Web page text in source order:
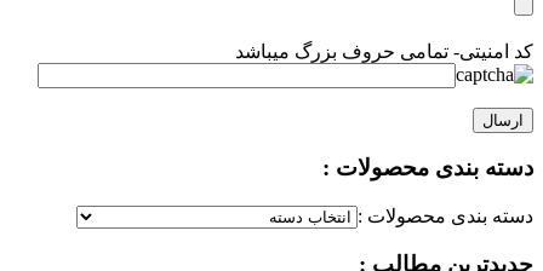
کد امنیتی- تمامی حروف بزرگ میباشد
دسته بندی محصولات :
دسته بندی محصولات :
جدیدترین مطالب :